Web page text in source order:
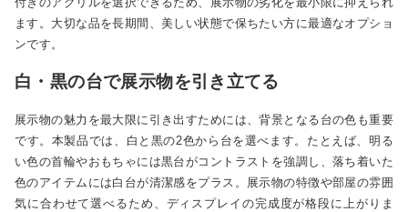
ます。大切な品を長期間、美しい状態で保ちたい方に最適なオプショ
ンです。
白・黒の台で展示物を引き立てる
展示物の魅力を最大限に引き出すためには、背景となる台の色も重要
です。本製品では、白と黒の2色から台を選べます。たとえば、明る
い色の首輪やおもちゃには黒台がコントラストを強調し、落ち着いた
色のアイテムには白台が清潔感をプラス。展示物の特徴や部屋の雰囲
気に合わせて選べるため、ディスプレイの完成度が格段に上がりま